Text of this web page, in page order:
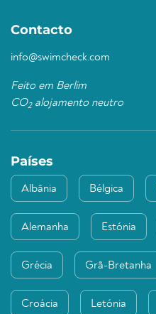
Contacto
info@swimcheck.com
Feito em Berlim
CO2alojamento neutro
Países
Albânia Bélgica
Alemanha Estónia
Grécia Grã-Bretanha
Croácia Letónia